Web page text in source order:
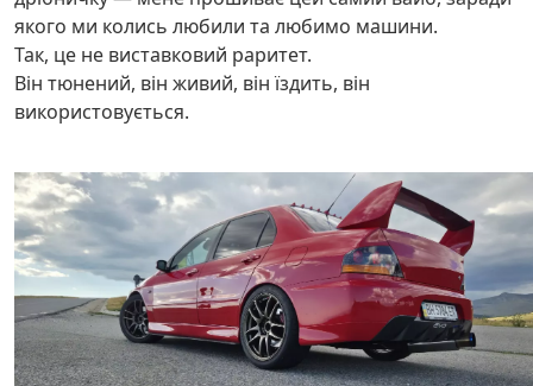
якого ми колись любили та любимо машини.
Так, це не виставковий раритет.
Він тюнений, він живий, він їздить, він
використовується.